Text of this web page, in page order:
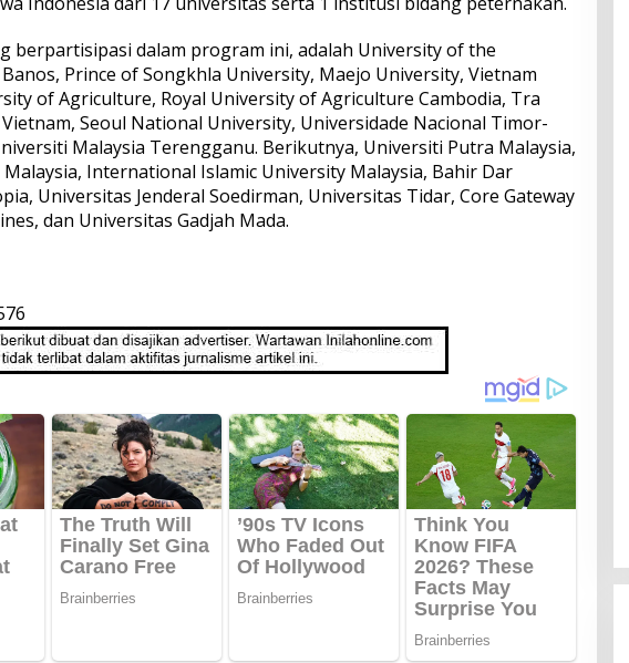
berpartisipasi dalam program ini, adalah University of the
Prince of Songkhla University, Maejo University, Vietnam
of Agriculture, Royal University of Agriculture Cambodia, Tra
Seoul National University, Universidade Nacional Timor-
Malaysia Terengganu. Berikutnya, Universiti Putra Malaysia,
International Islamic University Malaysia, Bahir Dar
Universitas Jenderal Soedirman, Universitas Tidar, Core Gateway
dan Universitas Gadjah Mada.